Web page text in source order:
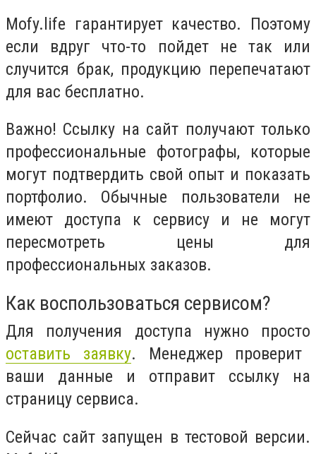
Mofy.life гарантирует качество. Поэтому
если вдруг что-то пойдет не так или
случится брак, продукцию перепечатают
для вас бесплатно.
Важно! Ссылку на сайт получают только
профессиональные фотографы, которые
могут подтвердить свой опыт и показать
портфолио. Обычные пользователи не
имеют доступа к сервису и не могут
пересмотреть цены для
профессиональных заказов.
Как воспользоваться сервисом?
Для получения доступа нужно просто
оставить заявку. Менеджер проверит
ваши данные и отправит ссылку на
страницу сервиса.
Сейчас сайт запущен в тестовой версии.